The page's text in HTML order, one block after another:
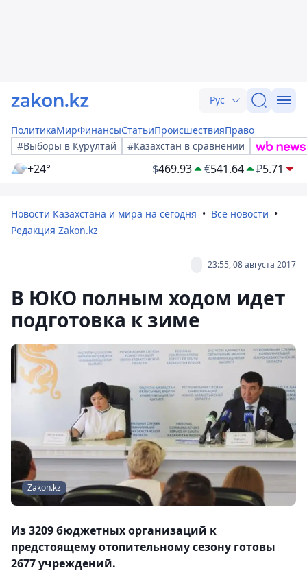
Рус
ПолитикаМирФинансыСтатьиПроисшествияПраво
#Выборы в Курултай
#Казахстан в сравнении
+24° $469.93 €541.64 ₽5.71
Новости Казахстана и мира на сегодня
Все новости
Редакция Zakon.kz
23:55, 08 августа 2017
В ЮКО полным ходом идет
подготовка к зиме
Zakon.kz
Из 3209 бюджетных организаций к
предстоящему отопительному сезону готовы
2677 учреждений.